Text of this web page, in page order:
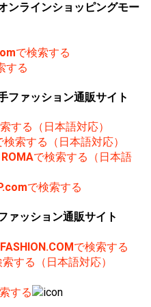
ンラインショッピングモー
で検索する
する
ファッション通販サイト
する（日本語対応）
検索する（日本語対応）
で検索する（日本語
で検索する
ァッション通販サイト
で検索する
する（日本語対応）
する